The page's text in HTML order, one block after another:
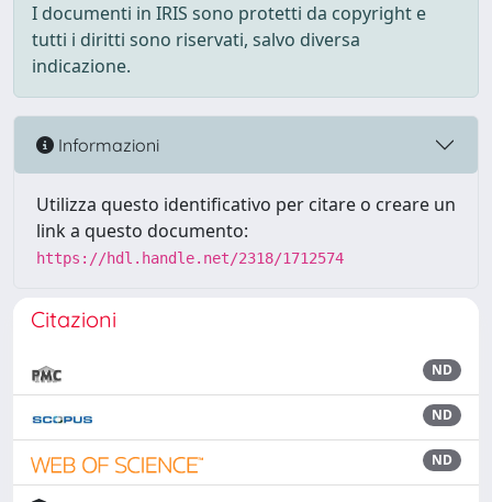
I documenti in IRIS sono protetti da copyright e
tutti i diritti sono riservati, salvo diversa
indicazione.
Informazioni
Utilizza questo identificativo per citare o creare un
link a questo documento:
https://hdl.handle.net/2318/1712574
Citazioni
ND
ND
ND